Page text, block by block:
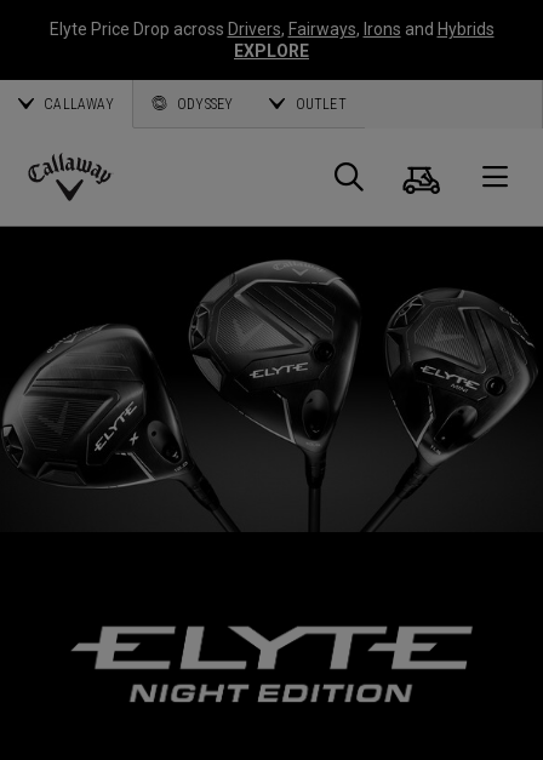
Elyte Price Drop across Drivers, Fairways, Irons and Hybrids
EXPLORE
CALLAWAY ODYSSEY OUTLET
Callaway
Panier